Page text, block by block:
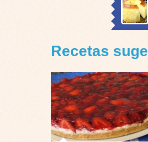
Recetas